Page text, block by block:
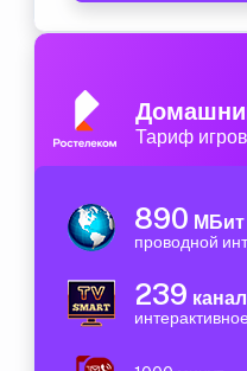
Тариф
890 МБит
проводной
239